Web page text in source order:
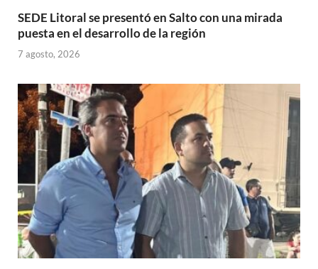
SEDE Litoral se presentó en Salto con una mirada
puesta en el desarrollo de la región
7 agosto, 2026